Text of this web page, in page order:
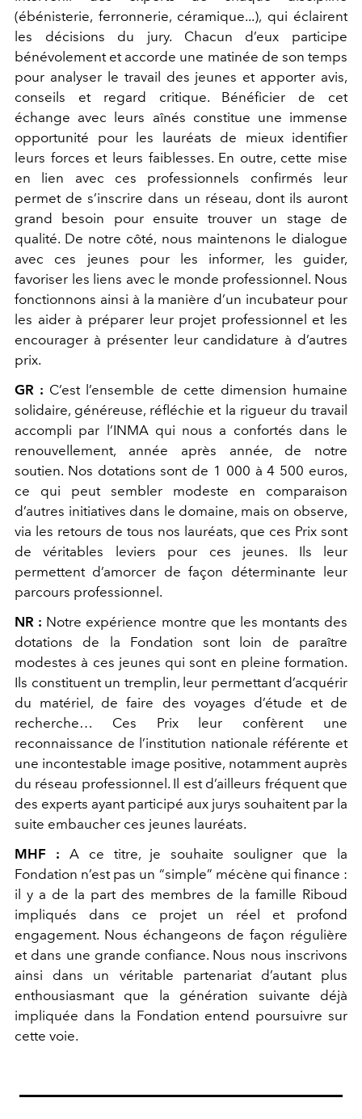
(ébénisterie, ferronnerie, céramique...), qui éclairent
les décisions du jury. Chacun d’eux participe
bénévolement et accorde une matinée de son temps
pour analyser le travail des jeunes et apporter avis,
conseils et regard critique. Bénéficier de cet
échange avec leurs aînés constitue une immense
opportunité pour les lauréats de mieux identifier
leurs forces et leurs faiblesses. En outre, cette mise
en lien avec ces professionnels confirmés leur
permet de s’inscrire dans un réseau, dont ils auront
grand besoin pour ensuite trouver un stage de
qualité. De notre côté, nous maintenons le dialogue
avec ces jeunes pour les informer, les guider,
favoriser les liens avec le monde professionnel. Nous
fonctionnons ainsi à la manière d’un incubateur pour
les aider à préparer leur projet professionnel et les
encourager à présenter leur candidature à d’autres
prix.
GR : C’est l’ensemble de cette dimension humaine
solidaire, généreuse, réfléchie et la rigueur du travail
accompli par l’INMA qui nous a confortés dans le
renouvellement, année après année, de notre
soutien. Nos dotations sont de 1 000 à 4 500 euros,
ce qui peut sembler modeste en comparaison
d’autres initiatives dans le domaine, mais on observe,
via les retours de tous nos lauréats, que ces Prix sont
de véritables leviers pour ces jeunes. Ils leur
permettent d’amorcer de façon déterminante leur
parcours professionnel.
NR : Notre expérience montre que les montants des
dotations de la Fondation sont loin de paraître
modestes à ces jeunes qui sont en pleine formation.
Ils constituent un tremplin, leur permettant d’acquérir
du matériel, de faire des voyages d’étude et de
recherche… Ces Prix leur confèrent une
reconnaissance de l’institution nationale référente et
une incontestable image positive, notamment auprès
du réseau professionnel. Il est d’ailleurs fréquent que
des experts ayant participé aux jurys souhaitent par la
suite embaucher ces jeunes lauréats.
MHF : A ce titre, je souhaite souligner que la
Fondation n’est pas un “simple” mécène qui finance :
il y a de la part des membres de la famille Riboud
impliqués dans ce projet un réel et profond
engagement. Nous échangeons de façon régulière
et dans une grande confiance. Nous nous inscrivons
ainsi dans un véritable partenariat d’autant plus
enthousiasmant que la génération suivante déjà
impliquée dans la Fondation entend poursuivre sur
cette voie.